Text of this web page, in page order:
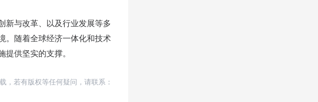
新与改革、以及行业发展等多
。随着全球经济一体化和技术
供坚实的支撑。
，若有版权等任何疑问，请联系：